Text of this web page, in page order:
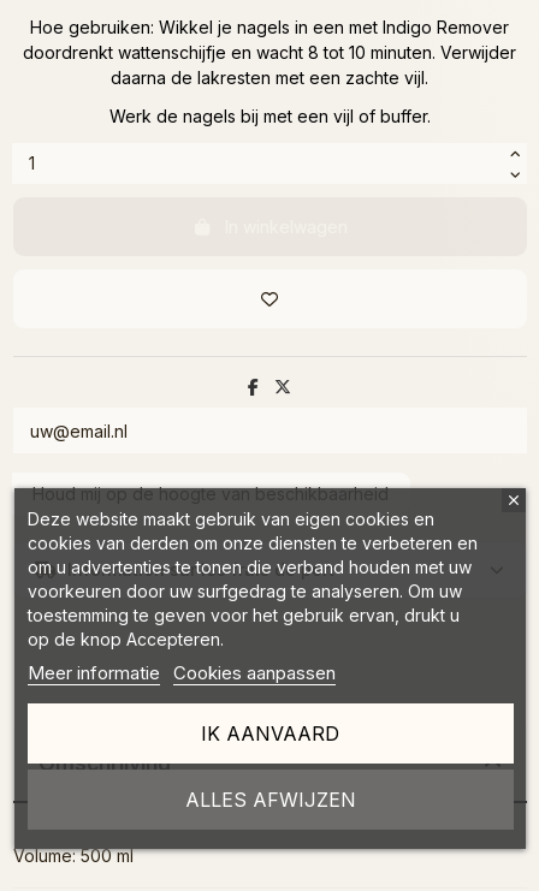
Hoe gebruiken: Wikkel je nagels in een met Indigo Remover
doordrenkt wattenschijfje en wacht 8 tot 10 minuten. Verwijder
daarna de lakresten met een zachte vijl.
Werk de nagels bij met een vijl of buffer.
Information sur les frais de port
Omschrijving
Volume: 500 ml
Deze website maakt gebruik van eigen cookies en
cookies van derden om onze diensten te verbeteren en
om u advertenties te tonen die verband houden met uw
voorkeuren door uw surfgedrag te analyseren. Om uw
toestemming te geven voor het gebruik ervan, drukt u
op de knop Accepteren.
Meer informatie Cookies aanpassen
ALLES AFWIJZEN
IK AANVAARD